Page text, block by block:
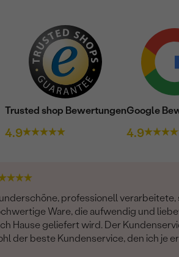
Trusted shop Bewertungen
4.9
Google
4.9
professionell verarbeitete,
Ware, die aufwendig und
Hause geliefert wird. Der
der beste Kundenservice, den ich je